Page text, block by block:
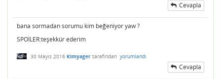
Cevapla
bana sormadan sorumu kim beğeniyor yaw ?
SPOİLER:teşekkür ederim
30 Mayıs 2016 Kimyager tarafından yorumlandı
Cevapla